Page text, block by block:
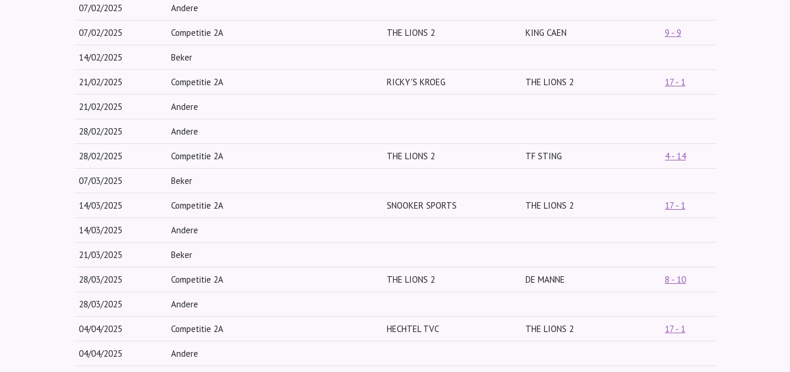
07/02/2025 Andere
07/02/2025 Competitie 2A THE LIONS 2 KING CAEN 9 - 9
14/02/2025 Beker
21/02/2025 Competitie 2A RICKY'S KROEG THE LIONS 2 17 - 1
21/02/2025 Andere
28/02/2025 Andere
28/02/2025 Competitie 2A THE LIONS 2 TF STING 4 - 14
07/03/2025 Beker
14/03/2025 Competitie 2A SNOOKER SPORTS THE LIONS 2 17 - 1
14/03/2025 Andere
21/03/2025 Beker
28/03/2025 Competitie 2A THE LIONS 2 DE MANNE 8 - 10
28/03/2025 Andere
04/04/2025 Competitie 2A HECHTEL TVC THE LIONS 2 17 - 1
04/04/2025 Andere